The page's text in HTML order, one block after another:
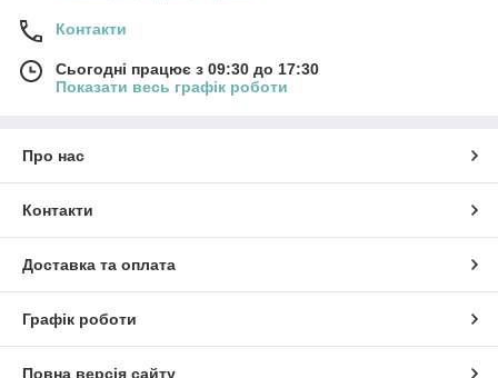
Контакти
Сьогодні працює з 09:30 до 17:30
Показати весь графік роботи
Про нас
Контакти
Доставка та оплата
Графік роботи
Повна версія сайту